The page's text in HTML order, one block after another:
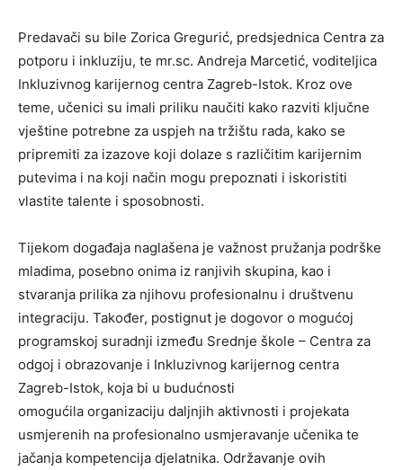
Predavači su bile Zorica Gregurić, predsjednica Centra za
potporu i inkluziju, te mr.sc. Andreja Marcetić, voditeljica
Inkluzivnog karijernog centra Zagreb-Istok. Kroz ove
teme, učenici su imali priliku naučiti kako razviti ključne
vještine potrebne za uspjeh na tržištu rada, kako se
pripremiti za izazove koji dolaze s različitim karijernim
putevima i na koji način mogu prepoznati i iskoristiti
vlastite talente i sposobnosti.
Tijekom događaja naglašena je važnost pružanja podrške
mladima, posebno onima iz ranjivih skupina, kao i
stvaranja prilika za njihovu profesionalnu i društvenu
integraciju. Također, postignut je dogovor o mogućoj
programskoj suradnji između Srednje škole – Centra za
odgoj i obrazovanje i Inkluzivnog karijernog centra
Zagreb-Istok, koja bi u budućnosti
omogućila organizaciju daljnjih aktivnosti i projekata
usmjerenih na profesionalno usmjeravanje učenika te
jačanja kompetencija djelatnika. Održavanje ovih